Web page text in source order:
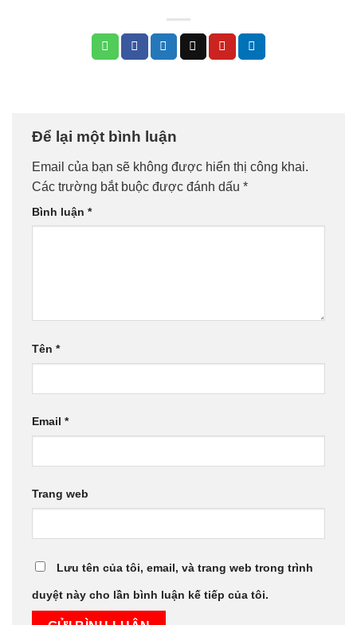
Để lại một bình luận
Email của bạn sẽ không được hiển thị công khai.
Các trường bắt buộc được đánh dấu *
Bình luận *
Tên *
Email *
Trang web
Lưu tên của tôi, email, và trang web trong trình
duyệt này cho lần bình luận kế tiếp của tôi.